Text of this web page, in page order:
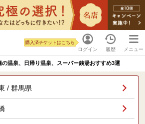
ログイン
購入済チケットはこちら
履歴 メニュー
温泉、日帰り温泉、スーパー銭湯おすすめ3選
/ 群馬県